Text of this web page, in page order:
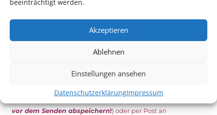
beeinträchtigt werden.
Akzeptieren
Ablehnen
Einstellungen ansehen
DatenschutzerklärungImpressum
NEU: DOWNLOAD UND DIGITAL BEANTRAGEN!
Den Kulturpass können Sie jetzt auch digital beantragen.
Dazu füllen Sie das Antragsformular aus und schicken
Leistungsbescheid (Bürgergeld/ Grundsicherung,
info@kulturparkett-rhein-neckar.de(wichtig: Dokument
vor dem Senden abspeichern!) oder per Post an